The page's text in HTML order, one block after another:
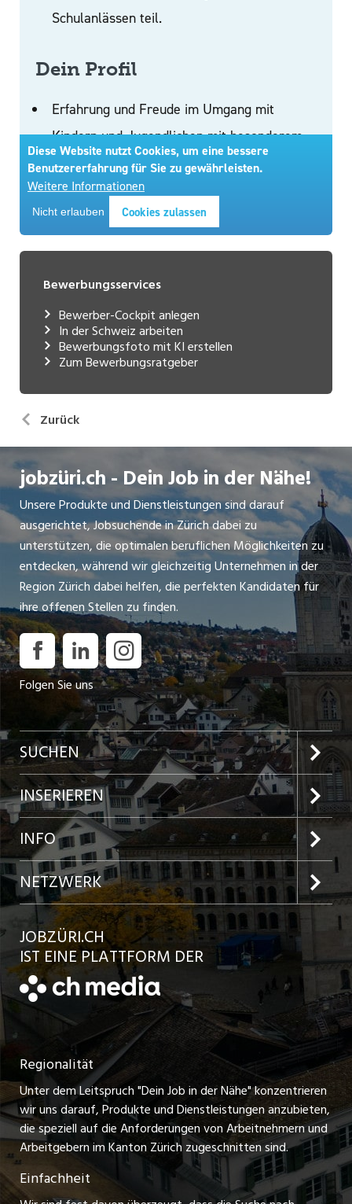
Bewerbungsservices
Bewerber-Cockpit anlegen
In der Schweiz arbeiten
Bewerbungsfoto mit KI erstellen
Zum Bewerbungsratgeber
Zurück
jobzüri.ch - Dein Job in der Nähe!
Unsere Produkte und Dienstleistungen sind darauf
ausgerichtet, Jobsuchende in Zürich dabei zu
unterstützen, die optimalen beruflichen Möglichkeiten zu
entdecken, während wir gleichzeitig Unternehmen in der
Region Zürich dabei helfen, die perfekten Kandidaten für
ihre offenen Stellen zu finden.
Folgen Sie uns
SUCHEN
Jobs im Kanton Zürich
Jobs in der Stadt Zürich
Jobs in der Stadt Winterthur
Jobs in der Stadt Bülach
Jobs in der Stadt Uster
Jobs in der Stadt Horgen
Festanstellungen
Temporäre Jobs
Freelance Jobs
Praktikum-Jobs
Lehrstellen
Ferienjobs
INSERIEREN
Preise und Leistungen
Inserat aufgeben
Kundenlogin
Schnittstelle
INFO
Team
Ratgeber
AGB
Datenschutzerklärung
Nutzungsbedingungen
Impressum
Stellenmeldepflicht
NETZWERK
jobbasel.ch
jobbern.ch
jobmittelland.ch
zentraljob.ch
myjob.ch
schaffu.ch (VS)
ajourjob.ch
JOBZÜRI.CH
IST EINE PLATTFORM DER
Regionalität
Unter dem Leitspruch "Dein Job in der Nähe" konzentrieren
wir uns darauf, Produkte und Dienstleistungen anzubieten,
die speziell auf die Anforderungen von Arbeitnehmern und
Arbeitgebern im Kanton Zürich zugeschnitten sind.
Einfachheit